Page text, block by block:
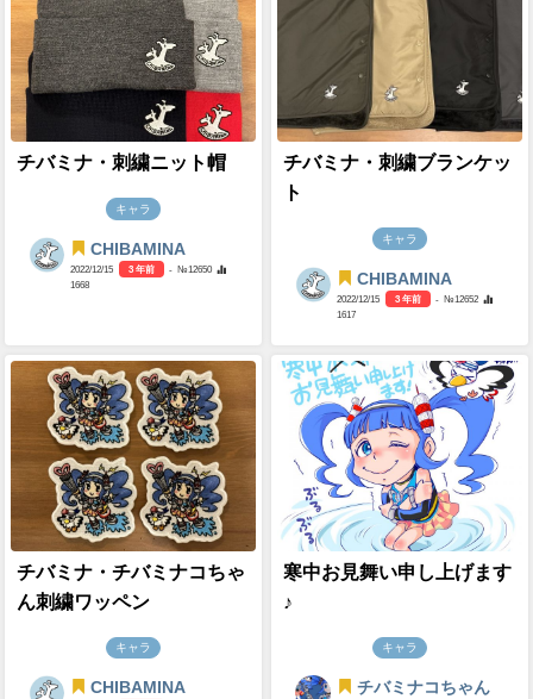
チバミナ・刺繍ニット帽
キャラ
CHIBAMINA
2022/12/15 3 年前
- №12650
1668
チバミナ・刺繍ブランケッ
ト
キャラ
CHIBAMINA
2022/12/15 3 年前
- №12652
1617
チバミナ・チバミナコちゃ
ん刺繍ワッペン
キャラ
CHIBAMINA
寒中お見舞い申し上げます
♪
キャラ
チバミナコちゃん